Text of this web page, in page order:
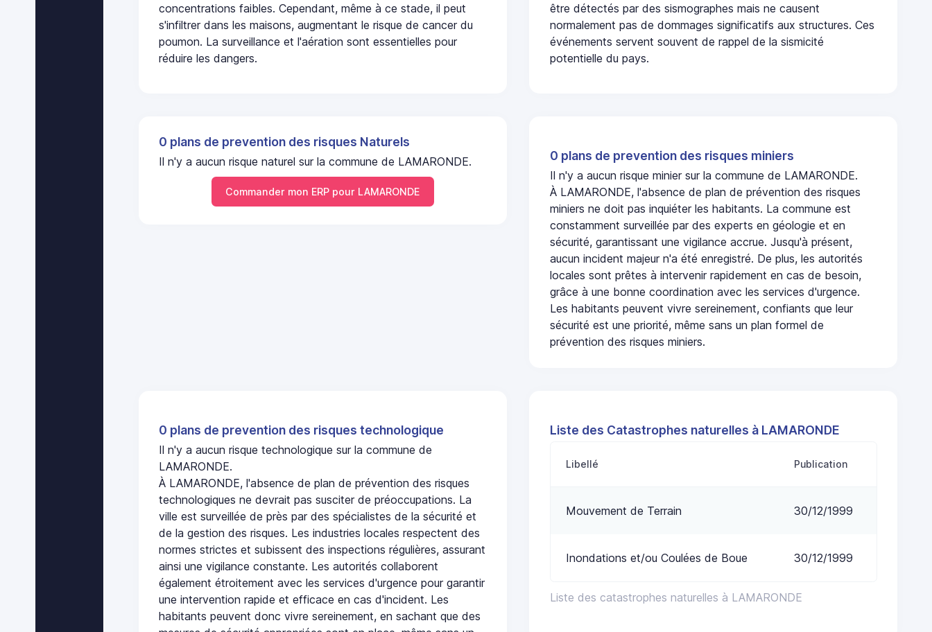
concentrations faibles. Cependant, même à ce stade, il peut
s'infiltrer dans les maisons, augmentant le risque de cancer du
poumon. La surveillance et l'aération sont essentielles pour
réduire les dangers.
être détectés par des sismographes mais ne causent
normalement pas de dommages significatifs aux structures. Ces
événements servent souvent de rappel de la sismicité
potentielle du pays.
0 plans de prevention des risques Naturels
Il n'y a aucun risque naturel sur la commune de LAMARONDE.
Commander mon ERP pour LAMARONDE
0 plans de prevention des risques miniers
Il n'y a aucun risque minier sur la commune de LAMARONDE.
À LAMARONDE, l'absence de plan de prévention des risques
miniers ne doit pas inquiéter les habitants. La commune est
constamment surveillée par des experts en géologie et en
sécurité, garantissant une vigilance accrue. Jusqu'à présent,
aucun incident majeur n'a été enregistré. De plus, les autorités
locales sont prêtes à intervenir rapidement en cas de besoin,
grâce à une bonne coordination avec les services d'urgence.
Les habitants peuvent vivre sereinement, confiants que leur
sécurité est une priorité, même sans un plan formel de
prévention des risques miniers.
0 plans de prevention des risques technologique
Il n'y a aucun risque technologique sur la commune de
LAMARONDE.
À LAMARONDE, l'absence de plan de prévention des risques
technologiques ne devrait pas susciter de préoccupations. La
ville est surveillée de près par des spécialistes de la sécurité et
de la gestion des risques. Les industries locales respectent des
normes strictes et subissent des inspections régulières, assurant
ainsi une vigilance constante. Les autorités collaborent
également étroitement avec les services d'urgence pour garantir
une intervention rapide et efficace en cas d'incident. Les
habitants peuvent donc vivre sereinement, en sachant que des
Liste des Catastrophes naturelles à LAMARONDE
Liste des catastrophes naturelles à LAMARONDE
Libellé Publication
Mouvement de Terrain 30/12/1999
Inondations et/ou Coulées de Boue 30/12/1999